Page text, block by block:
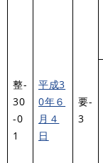
整-
30
-0
1
平成3
0年６
月４
日
要-
3